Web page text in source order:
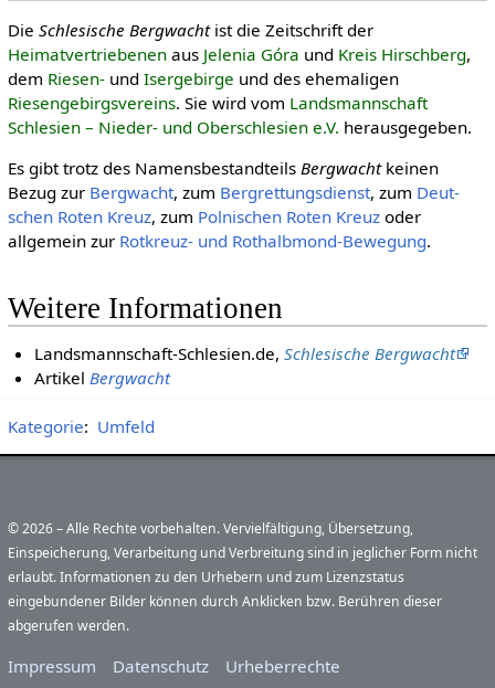
Die Schlesische Bergwachtist die Zeitschrift der
Heimatvertriebenenaus Jelenia Góra und Kreis Hirschberg,
dem Riesen-und Isergebirge und des ehemaligen
Riesengebirgsvereins. Sie wird vom Landsmannschaft
Schlesien – Nieder- und Oberschlesien e.V. herausgegeben.
Es gibt trotz des Namensbestandteils Bergwachtkeinen
Bezug zur Bergwacht, zum Bergrettungsdienst, zum Deut­
schen Roten Kreuz, zum Polnischen Roten Kreuzoder
allgemein zur Rotkreuz- und Rothalbmond-Bewegung.
Weitere Informationen
Landsmannschaft-Schlesien.de,Schlesische Bergwacht
ArtikelBergwacht
Kategorie: Umfeld
© 2026 – Alle Rechte vorbehalten. Vervielfältigung, Übersetzung,
Einspeicherung, Verarbeitung und Verbreitung sind in jeglicher Form nicht
erlaubt. Informationen zu den Urhebern und zum Lizenzstatus
eingebundener Bilder können durch Anklicken bzw. Berühren dieser
abgerufen werden.
Impressum Datenschutz Urheberrechte